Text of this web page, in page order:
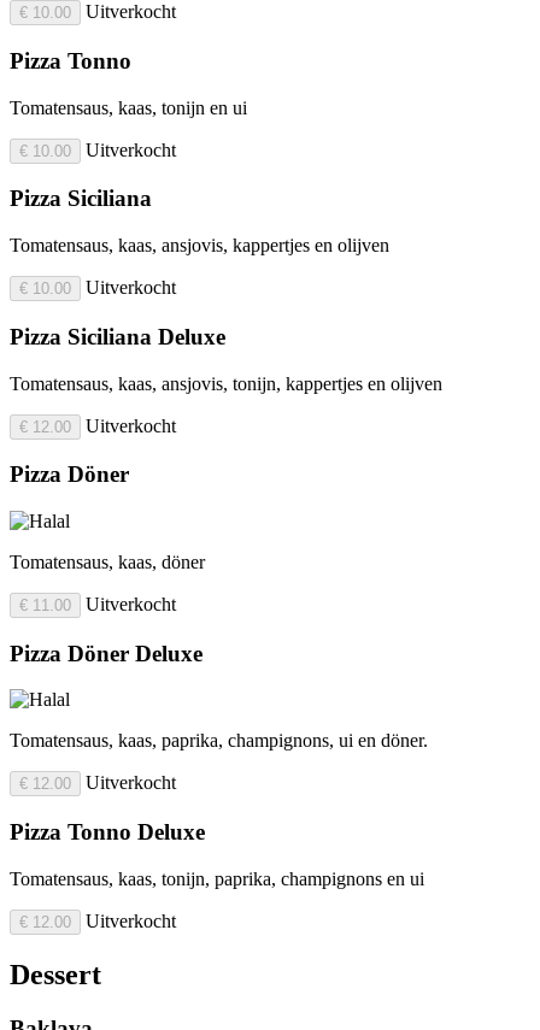
€ 10.00 Uitverkocht
Pizza Tonno
Tomatensaus, kaas, tonijn en ui
€ 10.00 Uitverkocht
Pizza Siciliana
Tomatensaus, kaas, ansjovis, kappertjes en olijven
€ 10.00 Uitverkocht
Pizza Siciliana Deluxe
Tomatensaus, kaas, ansjovis, tonijn, kappertjes en olijven
€ 12.00 Uitverkocht
Pizza Döner
Tomatensaus, kaas, döner
€ 11.00 Uitverkocht
Pizza Döner Deluxe
Tomatensaus, kaas, paprika, champignons, ui en döner.
€ 12.00 Uitverkocht
Pizza Tonno Deluxe
Tomatensaus, kaas, tonijn, paprika, champignons en ui
€ 12.00 Uitverkocht
Dessert